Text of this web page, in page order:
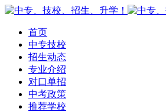
首页
中专技校
招生动态
专业介绍
对口单招
中考政策
推荐学校